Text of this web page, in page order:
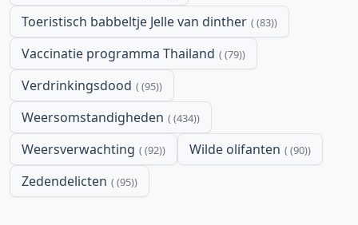
Toeristisch babbeltje Jelle van dinther (83)
Vaccinatie programma Thailand (79)
Verdrinkingsdood (95)
Weersomstandigheden (434)
Weersverwachting (92) Wilde olifanten (90)
Zedendelicten (95)